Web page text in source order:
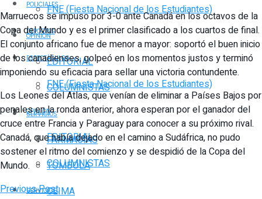
FNE (Fiesta Nacional de los Estudiantes)
OPINIÓN
EDITORIAL
COLUMNISTAS
SERVICIOS
FARMACIAS
TOMBOLA
CLIMA
POLICIALES
DEPORTES
ESPECTÁCULOS
FNE (Fiesta Nacional de los Estudiantes)
OPINIÓN
EDITORIAL
COLUMNISTAS
SERVICIOS
Marruecos se impuso por 3-0 ante Canadá en los octavos de la
Copa del Mundo y es el primer clasificado a los cuartos de final.
El conjunto africano fue de menor a mayor: soportó el buen inicio
de los canadienses, golpeó en los momentos justos y terminó
imponiendo su eficacia para sellar una victoria contundente.
Los Leones del Atlas, que venían de eliminar a Países Bajos por
penales en la ronda anterior, ahora esperan por el ganador del
cruce entre Francia y Paraguay para conocer a su próximo rival.
Canadá, que había dejado en el camino a Sudáfrica, no pudo
sostener el ritmo del comienzo y se despidió de la Copa del
Mundo.
Previous Post